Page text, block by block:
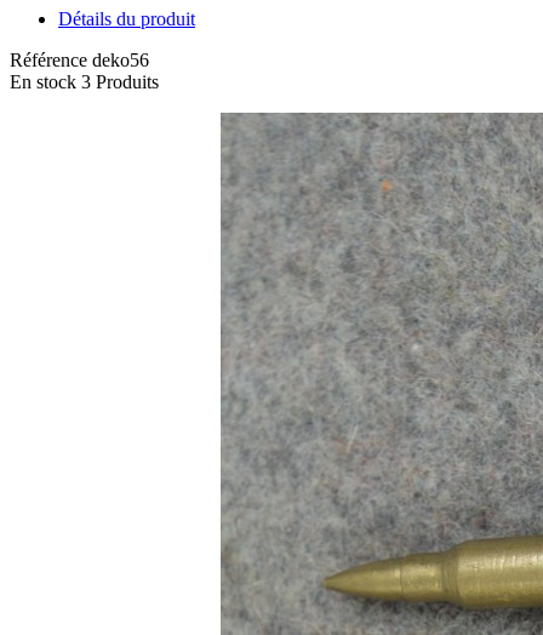
Détails du produit
Référence deko56
En stock 3 Produits